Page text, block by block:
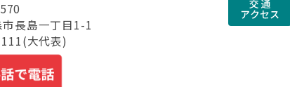
長島一丁目1-1
大代表)